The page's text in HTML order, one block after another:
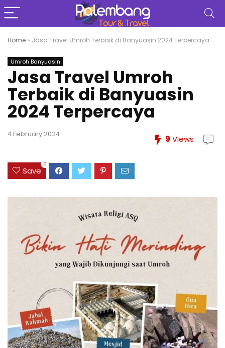
Home » Jasa Travel Umroh Terbaik di Banyuasin 2024 Terpercaya
Umroh Banyuasin
Jasa Travel Umroh
Terbaik di Banyuasin
2024 Terpercaya
4 February 2024 9 Views
Save
0